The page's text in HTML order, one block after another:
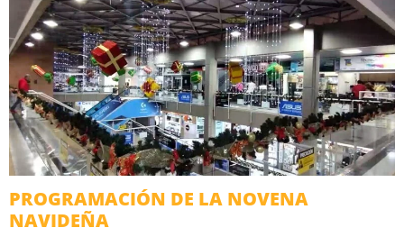
PROGRAMACIÓN DE LA NOVENA
NAVIDEÑA